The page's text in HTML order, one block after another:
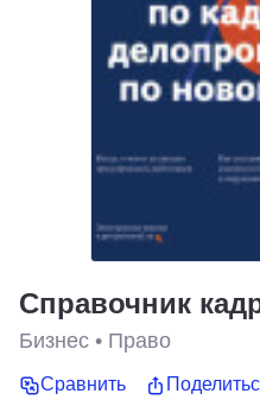
Справочник
Бизнес • Право
Сравнить